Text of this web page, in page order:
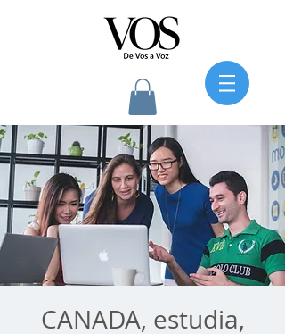
CANADA, estudia,